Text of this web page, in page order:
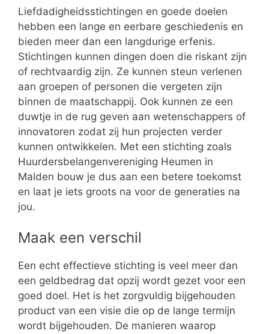
Liefdadigheidsstichtingen en goede doelen
hebben een lange en eerbare geschiedenis en
bieden meer dan een langdurige erfenis.
Stichtingen kunnen dingen doen die riskant zijn
of rechtvaardig zijn. Ze kunnen steun verlenen
aan groepen of personen die vergeten zijn
binnen de maatschappij. Ook kunnen ze een
duwtje in de rug geven aan wetenschappers of
innovatoren zodat zij hun projecten verder
kunnen ontwikkelen. Met een stichting zoals
Huurdersbelangenvereniging Heumen in
Malden bouw je dus aan een betere toekomst
en laat je iets groots na voor de generaties na
jou.
Maak een verschil
Een echt effectieve stichting is veel meer dan
een geldbedrag dat opzij wordt gezet voor een
goed doel. Het is het zorgvuldig bijgehouden
product van een visie die op de lange termijn
wordt bijgehouden. De manieren waarop